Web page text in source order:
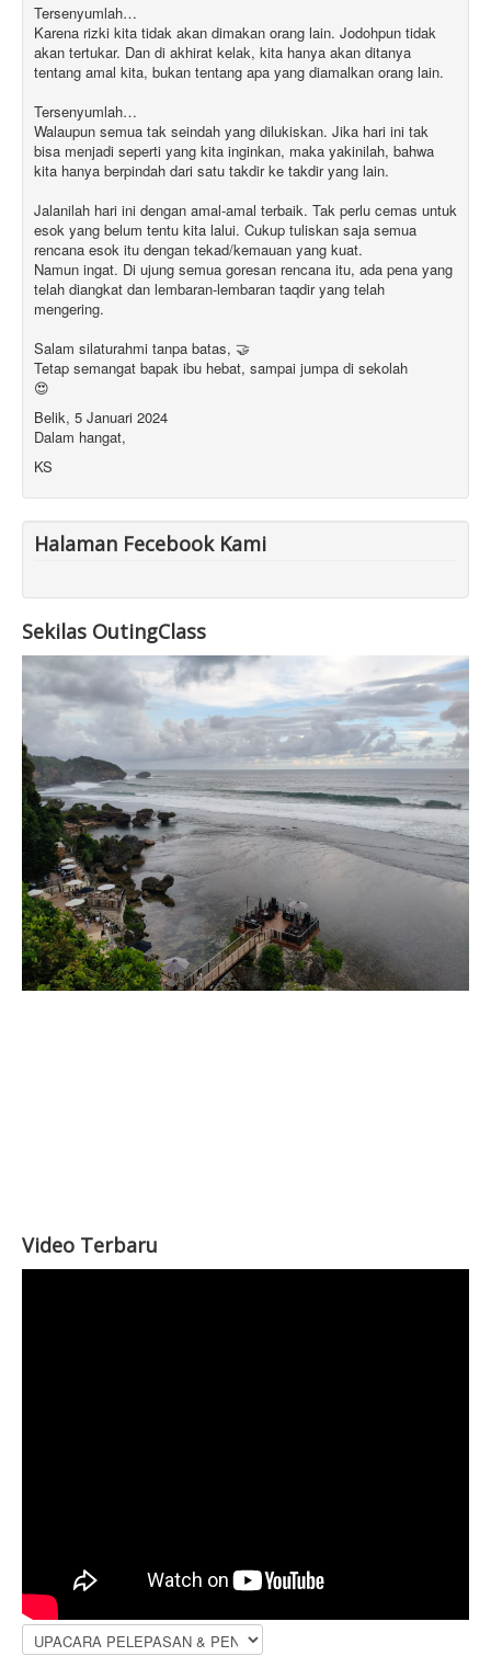
Tersenyumlah…
Karena rizki kita tidak akan dimakan orang lain. Jodohpun tidak
akan tertukar. Dan di akhirat kelak, kita hanya akan ditanya
tentang amal kita, bukan tentang apa yang diamalkan orang lain.
Tersenyumlah…
Walaupun semua tak seindah yang dilukiskan. Jika hari ini tak
bisa menjadi seperti yang kita inginkan, maka yakinilah, bahwa
kita hanya berpindah dari satu takdir ke takdir yang lain.
Jalanilah hari ini dengan amal-amal terbaik. Tak perlu cemas untuk
esok yang belum tentu kita lalui. Cukup tuliskan saja semua
rencana esok itu dengan tekad/kemauan yang kuat.
Namun ingat. Di ujung semua goresan rencana itu, ada pena yang
telah diangkat dan lembaran-lembaran taqdir yang telah
mengering.
Salam silaturahmi tanpa batas, 🤝
Tetap semangat bapak ibu hebat, sampai jumpa di sekolah
😍
Belik, 5 Januari 2024
Dalam hangat,
KS
Halaman Fecebook Kami
Sekilas OutingClass
Video Terbaru